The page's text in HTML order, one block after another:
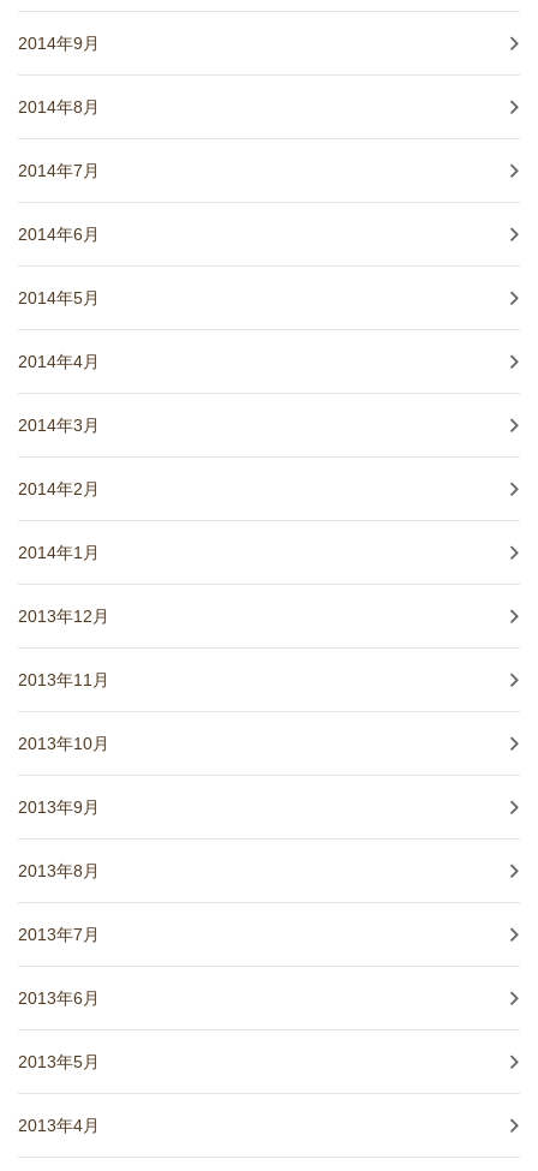
2014年9月
2014年8月
2014年7月
2014年6月
2014年5月
2014年4月
2014年3月
2014年2月
2014年1月
2013年12月
2013年11月
2013年10月
2013年9月
2013年8月
2013年7月
2013年6月
2013年5月
2013年4月